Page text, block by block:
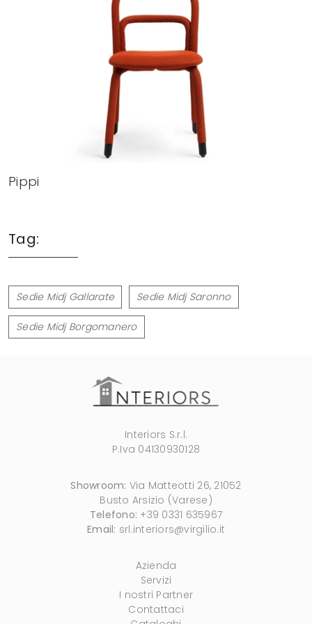
Pippi
Tag:
Sedie Midj Gallarate Sedie Midj Saronno
Sedie Midj Borgomanero
Interiors S.r.l.
P.Iva 04130930128
Showroom: Via Matteotti 26, 21052
Busto Arsizio (Varese)
Telefono: +39 0331 635967
Email: srl.interiors@virgilio.it
Azienda
Servizi
I nostri Partner
Contattaci